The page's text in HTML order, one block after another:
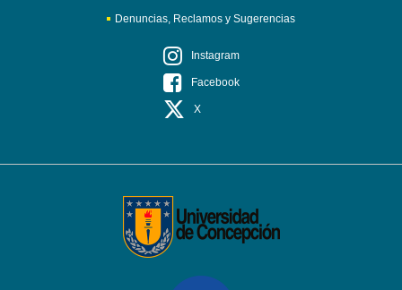
Denuncias, Reclamos y Sugerencias
Instagram
Facebook
X